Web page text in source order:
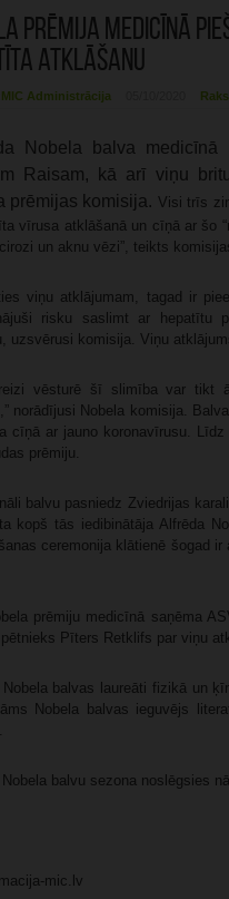
prēmija medicīnā
atklāšanu
MIC Administrācija
Nobela balva medicīnā
Raisam, kā arī viņu
prēmijas komisija. Visi trīs
vīrusa atklāšanā un cīņā ar šo
un aknu vēzi”, teikts
viņu atklājumam, tagad ir
risku saslimt ar hepatītu
uzsvērusi komisija. Viņu
reizi vēsturē šī slimība var tikt
norādījusi Nobela komisija.
cīņā ar jauno koronavīrusu.
prēmiju.
balvu pasniedz Zviedrijas
kopš tās iedibinātāja Alfrēda
ceremonija klātienē šogad
prēmiju medicīnā saņēma
Pīters Retklifs par viņu
balvas laureāti fizikā un
Nobela balvas ieguvējs
balvu sezona noslēgsies
mic.lv